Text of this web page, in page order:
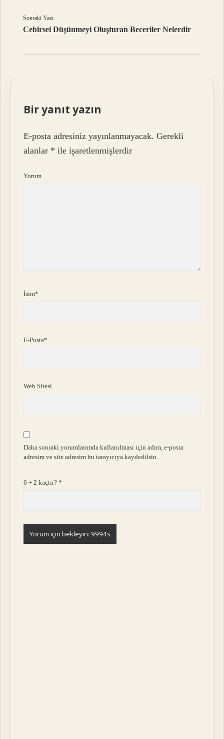
Sonraki Yazı
Cebirsel Düşünmeyi Oluşturan Beceriler Nelerdir
Bir yanıt yazın
E-posta adresiniz yayınlanmayacak. Gerekli
alanlar * ile işaretlenmişlerdir
Yorum
İsim*
E-Posta*
Web Sitesi
Daha sonraki yorumlarımda kullanılması için adım, e-posta
adresim ve site adresim bu tarayıcıya kaydedilsin.
6 + 2 kaçtır?*